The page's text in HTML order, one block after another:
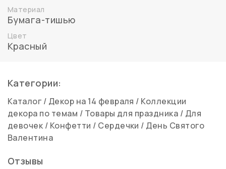
Материал
Бумага-тишью
Цвет
Красный
Категории:
Каталог / Декор на 14 февраля / Коллекции
декора по темам / Товары для праздника / Для
девочек / Конфетти / Сердечки / День Святого
Валентина
Отзывы